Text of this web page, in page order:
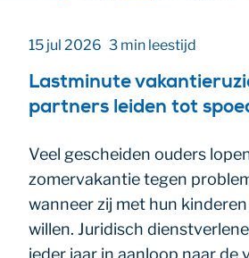
15 jul 2026 3 min leestijd
Lastminute
partners leiden tot
Veel gescheiden ouders
zomervakantie tegen
wanneer zij met hun
willen. Juridisch
ieder jaar in aanloop naar de